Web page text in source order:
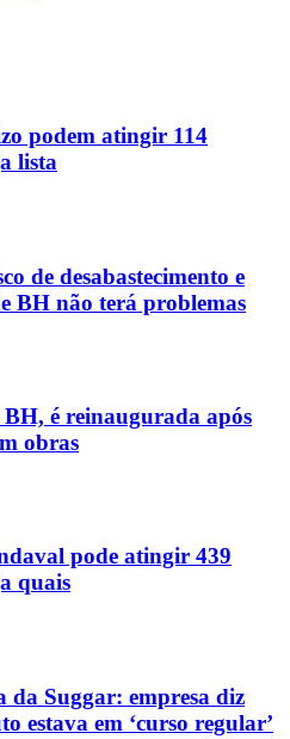
podem atingir 114
lista
de desabastecimento e
BH não terá problemas
é reinaugurada após
obras
pode atingir 439
quais
da Suggar: empresa diz
estava em ‘curso regular’